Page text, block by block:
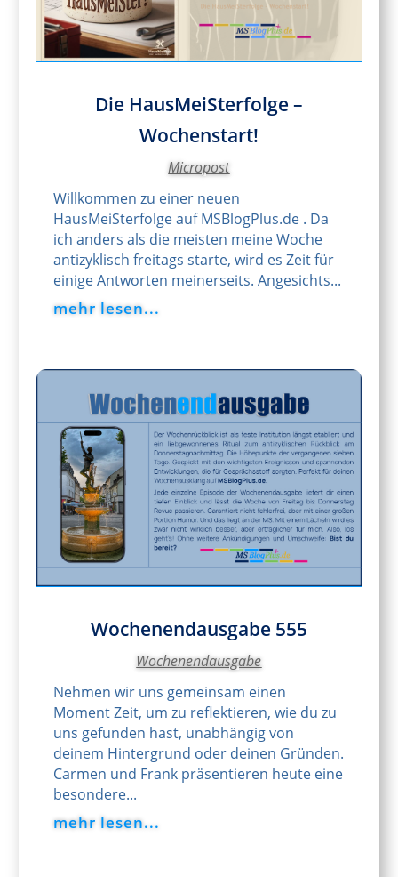
Die HausMeiSterfolge –
Wochenstart!
Micropost
Willkommen zu einer neuen
HausMeiSterfolge auf MSBlogPlus.de . Da
ich anders als die meisten meine Woche
antizyklisch freitags starte, wird es Zeit für
einige Antworten meinerseits. Angesichts...
mehr lesen...
Wochenendausgabe 555
Wochenendausgabe
Nehmen wir uns gemeinsam einen
Moment Zeit, um zu reflektieren, wie du zu
uns gefunden hast, unabhängig von
deinem Hintergrund oder deinen Gründen.
Carmen und Frank präsentieren heute eine
besondere...
mehr lesen...